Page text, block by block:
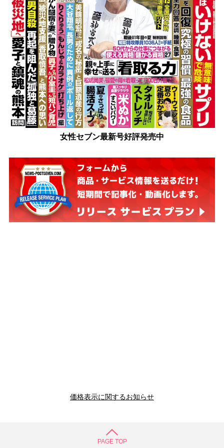
女性セブン最新号好評発売中
価格表示に関するお知らせ
PAGE TOP